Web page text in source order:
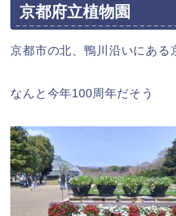
京都府立植物園
京都市の北、鴨川沿いにある
なんと今年100周年だそう